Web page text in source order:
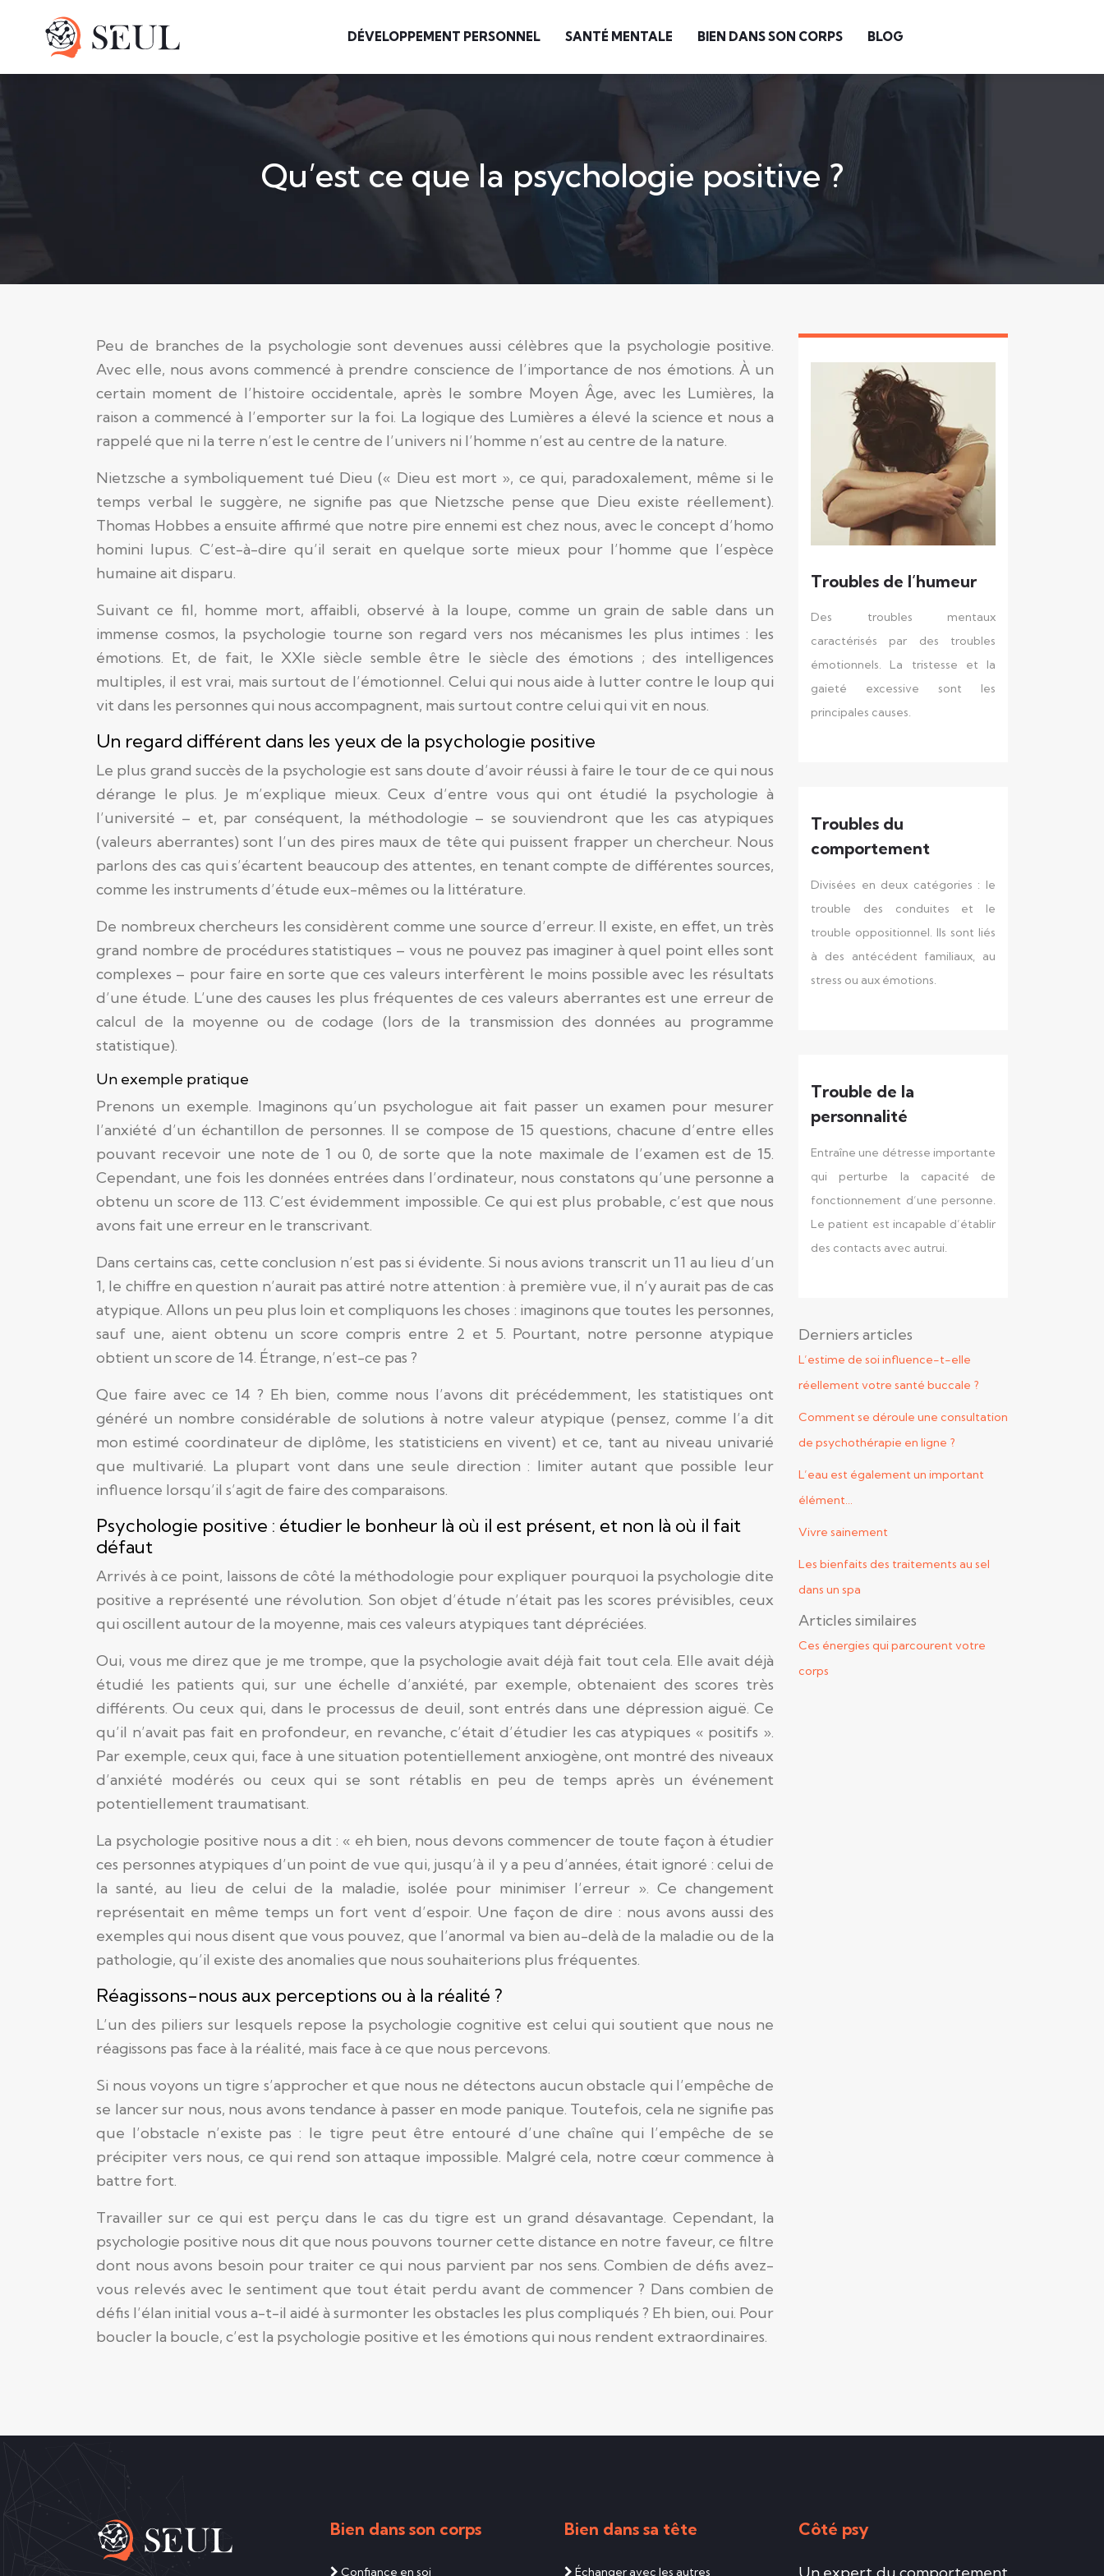
DÉVELOPPEMENT PERSONNEL SANTÉ MENTALE BIEN DANS SON CORPS BLOG
Qu’est ce que la psychologie positive ?
Peu de branches de la psychologie sont devenues aussi célèbres que la psychologie positive.
Avec elle, nous avons commencé à prendre conscience de l’importance de nos émotions. À un
certain moment de l’histoire occidentale, après le sombre Moyen Âge, avec les Lumières, la
raison a commencé à l’emporter sur la foi. La logique des Lumières a élevé la science et nous a
rappelé que ni la terre n’est le centre de l’univers ni l’homme n’est au centre de la nature.
Nietzsche a symboliquement tué Dieu (« Dieu est mort », ce qui, paradoxalement, même si le
temps verbal le suggère, ne signifie pas que Nietzsche pense que Dieu existe réellement).
Thomas Hobbes a ensuite affirmé que notre pire ennemi est chez nous, avec le concept d’homo
homini lupus. C’est-à-dire qu’il serait en quelque sorte mieux pour l’homme que l’espèce
humaine ait disparu.
Suivant ce fil, homme mort, affaibli, observé à la loupe, comme un grain de sable dans un
immense cosmos, la psychologie tourne son regard vers nos mécanismes les plus intimes : les
émotions. Et, de fait, le XXIe siècle semble être le siècle des émotions ; des intelligences
multiples, il est vrai, mais surtout de l’émotionnel. Celui qui nous aide à lutter contre le loup qui
vit dans les personnes qui nous accompagnent, mais surtout contre celui qui vit en nous.
Un regard différent dans les yeux de la psychologie positive
Le plus grand succès de la psychologie est sans doute d’avoir réussi à faire le tour de ce qui nous
dérange le plus. Je m’explique mieux. Ceux d’entre vous qui ont étudié la psychologie à
l’université – et, par conséquent, la méthodologie – se souviendront que les cas atypiques
(valeurs aberrantes) sont l’un des pires maux de tête qui puissent frapper un chercheur. Nous
parlons des cas qui s’écartent beaucoup des attentes, en tenant compte de différentes sources,
comme les instruments d’étude eux-mêmes ou la littérature.
De nombreux chercheurs les considèrent comme une source d’erreur. Il existe, en effet, un très
grand nombre de procédures statistiques – vous ne pouvez pas imaginer à quel point elles sont
complexes – pour faire en sorte que ces valeurs interfèrent le moins possible avec les résultats
d’une étude. L’une des causes les plus fréquentes de ces valeurs aberrantes est une erreur de
calcul de la moyenne ou de codage (lors de la transmission des données au programme
statistique).
Un exemple pratique
Prenons un exemple. Imaginons qu’un psychologue ait fait passer un examen pour mesurer
l’anxiété d’un échantillon de personnes. Il se compose de 15 questions, chacune d’entre elles
pouvant recevoir une note de 1 ou 0, de sorte que la note maximale de l’examen est de 15.
Cependant, une fois les données entrées dans l’ordinateur, nous constatons qu’une personne a
obtenu un score de 113. C’est évidemment impossible. Ce qui est plus probable, c’est que nous
avons fait une erreur en le transcrivant.
Dans certains cas, cette conclusion n’est pas si évidente. Si nous avions transcrit un 11 au lieu d’un
1, le chiffre en question n’aurait pas attiré notre attention : à première vue, il n’y aurait pas de cas
atypique. Allons un peu plus loin et compliquons les choses : imaginons que toutes les personnes,
sauf une, aient obtenu un score compris entre 2 et 5. Pourtant, notre personne atypique
obtient un score de 14. Étrange, n’est-ce pas ?
Que faire avec ce 14 ? Eh bien, comme nous l’avons dit précédemment, les statistiques ont
généré un nombre considérable de solutions à notre valeur atypique (pensez, comme l’a dit
mon estimé coordinateur de diplôme, les statisticiens en vivent) et ce, tant au niveau univarié
que multivarié. La plupart vont dans une seule direction : limiter autant que possible leur
influence lorsqu’il s’agit de faire des comparaisons.
Psychologie positive : étudier le bonheur là où il est présent, et non là où il fait
défaut
Arrivés à ce point, laissons de côté la méthodologie pour expliquer pourquoi la psychologie dite
positive a représenté une révolution. Son objet d’étude n’était pas les scores prévisibles, ceux
qui oscillent autour de la moyenne, mais ces valeurs atypiques tant dépréciées.
Oui, vous me direz que je me trompe, que la psychologie avait déjà fait tout cela. Elle avait déjà
étudié les patients qui, sur une échelle d’anxiété, par exemple, obtenaient des scores très
différents. Ou ceux qui, dans le processus de deuil, sont entrés dans une dépression aiguë. Ce
qu’il n’avait pas fait en profondeur, en revanche, c’était d’étudier les cas atypiques « positifs ».
Par exemple, ceux qui, face à une situation potentiellement anxiogène, ont montré des niveaux
d’anxiété modérés ou ceux qui se sont rétablis en peu de temps après un événement
potentiellement traumatisant.
La psychologie positive nous a dit : « eh bien, nous devons commencer de toute façon à étudier
ces personnes atypiques d’un point de vue qui, jusqu’à il y a peu d’années, était ignoré : celui de
la santé, au lieu de celui de la maladie, isolée pour minimiser l’erreur ». Ce changement
représentait en même temps un fort vent d’espoir. Une façon de dire : nous avons aussi des
exemples qui nous disent que vous pouvez, que l’anormal va bien au-delà de la maladie ou de la
pathologie, qu’il existe des anomalies que nous souhaiterions plus fréquentes.
Réagissons-nous aux perceptions ou à la réalité ?
L’un des piliers sur lesquels repose la psychologie cognitive est celui qui soutient que nous ne
réagissons pas face à la réalité, mais face à ce que nous percevons.
Si nous voyons un tigre s’approcher et que nous ne détectons aucun obstacle qui l’empêche de
se lancer sur nous, nous avons tendance à passer en mode panique. Toutefois, cela ne signifie pas
que l’obstacle n’existe pas : le tigre peut être entouré d’une chaîne qui l’empêche de se
précipiter vers nous, ce qui rend son attaque impossible. Malgré cela, notre cœur commence à
battre fort.
Travailler sur ce qui est perçu dans le cas du tigre est un grand désavantage. Cependant, la
psychologie positive nous dit que nous pouvons tourner cette distance en notre faveur, ce filtre
dont nous avons besoin pour traiter ce qui nous parvient par nos sens. Combien de défis avez-
vous relevés avec le sentiment que tout était perdu avant de commencer ? Dans combien de
défis l’élan initial vous a-t-il aidé à surmonter les obstacles les plus compliqués ? Eh bien, oui. Pour
boucler la boucle, c’est la psychologie positive et les émotions qui nous rendent extraordinaires.
Troubles de l’humeur
Des troubles mentaux
caractérisés par des troubles
émotionnels. La tristesse et la
gaieté excessive sont les
principales causes.
Troubles du
comportement
Divisées en deux catégories : le
trouble des conduites et le
trouble oppositionnel. Ils sont liés
à des antécédent familiaux, au
stress ou aux émotions.
Trouble de la
personnalité
Entraîne une détresse importante
qui perturbe la capacité de
fonctionnement d’une personne.
Le patient est incapable d’établir
des contacts avec autrui.
Derniers articles
L’estime de soi influence-t-elle
réellement votre santé buccale ?
Comment se déroule une consultation
de psychothérapie en ligne ?
L’eau est également un important
élément…
Vivre sainement
Les bienfaits des traitements au sel
dans un spa
Articles similaires
Ces énergies qui parcourent votre
corps
Bien dans son corps
Confiance en soi
Bien dans sa tête
Échanger avec les autres
Côté psy